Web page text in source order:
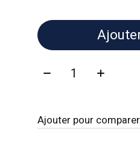
Quantité:
Ajouter pour comparer